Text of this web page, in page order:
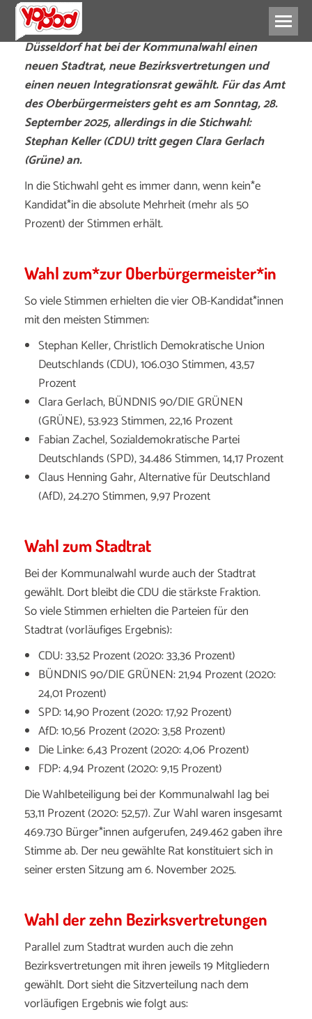
Düsseldorf hat bei der Kommunalwahl einen
neuen Stadtrat, neue Bezirksvertretungen und
einen neuen Integrationsrat gewählt. Für das Amt
des Oberbürgermeisters geht es am Sonntag, 28.
September 2025, allerdings in die Stichwahl:
Stephan Keller (CDU) tritt gegen Clara Gerlach
(Grüne) an.
In die Stichwahl geht es immer dann, wenn kein*e
Kandidat*in die absolute Mehrheit (mehr als 50
Prozent) der Stimmen erhält.
Wahl zum*zur Oberbürgermeister*in
So viele Stimmen erhielten die vier OB-Kandidat*innen
mit den meisten Stimmen:
Stephan Keller, Christlich Demokratische Union
Deutschlands (CDU), 106.030 Stimmen, 43,57
Prozent
Clara Gerlach, BÜNDNIS 90/DIE GRÜNEN
(GRÜNE), 53.923 Stimmen, 22,16 Prozent
Fabian Zachel, Sozialdemokratische Partei
Deutschlands (SPD), 34.486 Stimmen, 14,17 Prozent
Claus Henning Gahr, Alternative für Deutschland
(AfD), 24.270 Stimmen, 9,97 Prozent
Wahl zum Stadtrat
Bei der Kommunalwahl wurde auch der Stadtrat
gewählt. Dort bleibt die CDU die stärkste Fraktion.
So viele Stimmen erhielten die Parteien für den
Stadtrat (vorläufiges Ergebnis):
CDU: 33,52 Prozent (2020: 33,36 Prozent)
BÜNDNIS 90/DIE GRÜNEN: 21,94 Prozent (2020:
24,01 Prozent)
SPD: 14,90 Prozent (2020: 17,92 Prozent)
AfD: 10,56 Prozent (2020: 3,58 Prozent)
Die Linke: 6,43 Prozent (2020: 4,06 Prozent)
FDP: 4,94 Prozent (2020: 9,15 Prozent)
Die Wahlbeteiligung bei der Kommunalwahl lag bei
53,11 Prozent (2020: 52,57). Zur Wahl waren insgesamt
469.730 Bürger*innen aufgerufen, 249.462 gaben ihre
Stimme ab. Der neu gewählte Rat konstituiert sich in
seiner ersten Sitzung am 6. November 2025.
Wahl der zehn Bezirksvertretungen
Parallel zum Stadtrat wurden auch die zehn
Bezirksvertretungen mit ihren jeweils 19 Mitgliedern
gewählt. Dort sieht die Sitzverteilung nach dem
vorläufigen Ergebnis wie folgt aus: